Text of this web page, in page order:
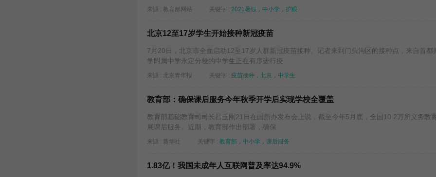
来源 : 教育部网站 关键字 : 2021暑假，中小学，护眼
北京12至17岁学生开始接种新冠疫苗
7月20日，北京市全面启动12至17岁人群新冠疫苗接种。记者来到门头沟区的接种点，来自首都
学附属中学永定分校的中学生正在有序进行疫
来源 : 北京青年报 关键字 : 疫苗接种，北京，中学生
教育部：确保课后服务今年秋季开学后实现学校全覆盖
教育部基础教育司司长吕玉刚21日在国新办发布会上说，截至今年5月底，全国10 2万所义务教
展课后服务。近期，教育部作出部署，确保
来源 : 新华社 关键字 : 教育部，中小学，课后服务
1.83亿！我国未成年人互联网普及率达94.9%